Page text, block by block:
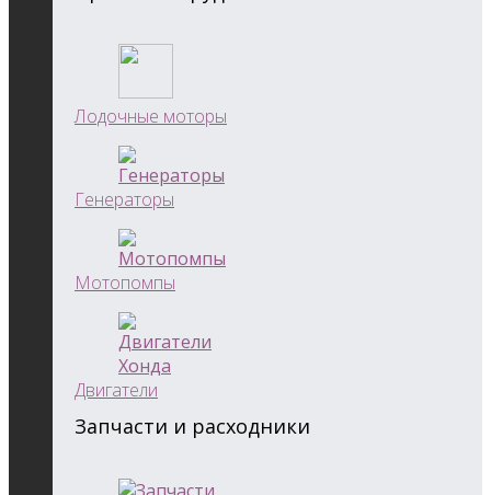
Лодочные моторы
Генераторы
Мотопомпы
Двигатели
Запчасти и расходники